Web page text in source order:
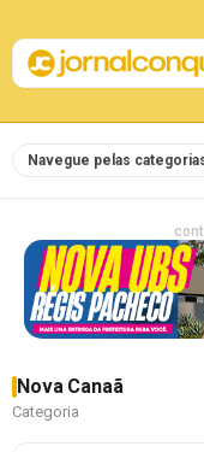
Navegue pelas
Nova Canaã
Categoria